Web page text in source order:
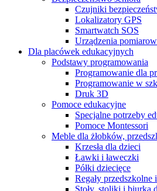
Czujniki
Lokalizatory GPS
Smartwatch SOS
Urządzenia
Dla placówek edukacyjnych
Podstawy programowania
Programowanie dla
Programowanie w
Druk 3D
Pomoce edukacyjne
Specjalne potrzeby
Pomoce Montessori
Meble dla żłobków,
Krzesła dla dzieci
Ławki i ławeczki
Półki dziecięce
Regały przedszkolne
Stoły, stoliki i biurka